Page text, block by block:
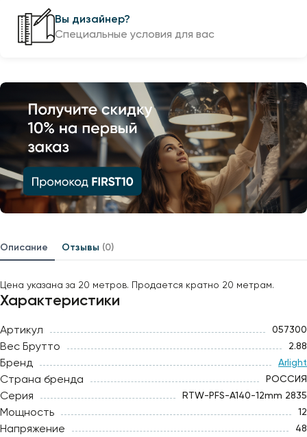
Вы дизайнер?
Специальные условия для вас
Описание Отзывы (0)
Цена указана за 20 метров. Продается кратно 20 метрам.
Характеристики
Артикул 057300
Вес Брутто 2.88
Бренд Arlight
Страна бренда РОССИЯ
Серия RTW-PFS-A140-12mm 2835
Мощность 12
Напряжение 48